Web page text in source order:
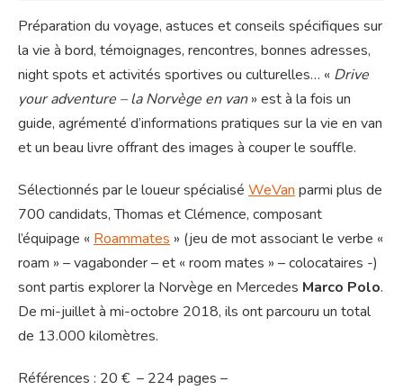
Préparation du voyage, astuces et conseils spécifiques sur
la vie à bord, témoignages, rencontres, bonnes adresses,
night spots et activités sportives ou culturelles… « Drive
your adventure – la Norvège en van» est à la fois un
guide, agrémenté d’informations pratiques sur la vie en van
et un beau livre offrant des images à couper le souffle.
Sélectionnés par le loueur spécialisé WeVan parmi plus de
700 candidats, Thomas et Clémence, composant
l’équipage « Roammates » (jeu de mot associant le verbe «
roam » – vagabonder – et « room mates » – colocataires -)
sont partis explorer la Norvège en Mercedes Marco Polo.
De mi-juillet à mi-octobre 2018, ils ont parcouru un total
de 13.000 kilomètres.
Références : 20 € – 224 pages –